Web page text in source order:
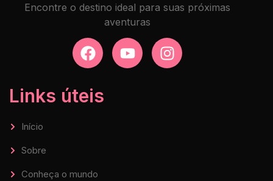
Encontre o destino ideal para suas próximas
aventuras
Links úteis
Início
Sobre
Conheça o mundo